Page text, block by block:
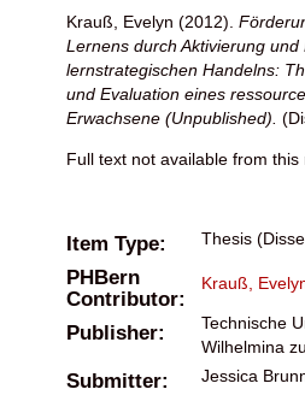
Krauß, Evelyn (2012).
Lernens durch Aktivierung
lernstrategischen Handelns:
und Evaluation eines
Erwachsene (Unpublished).
Full text not available from this
Item Type: Thesis
PHBern
Contributor:
Krauß,
Publisher:
Technische
Wilhelmina
Submitter: Jessica